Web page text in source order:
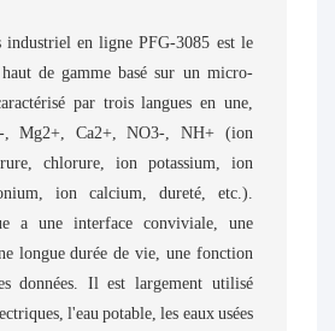
industriel en ligne PFG-3085 est le
de gamme basé sur un micro-
par trois langues en une,
, Mg2+, Ca2+, NO3-, NH+ (ion
chlorure, ion potassium, ion
ion calcium, dureté, etc.).
a une interface conviviale, une
longue durée de vie, une fonction
données. Il est largement utilisé
l'eau potable, les eaux usées